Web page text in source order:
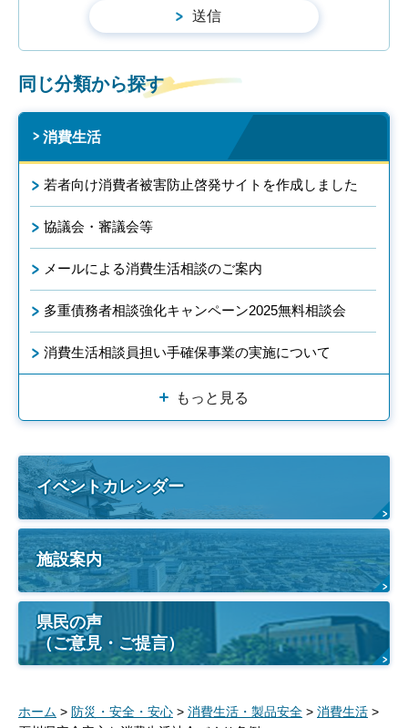
同じ分類から探す
消費生活
若者向け消費者被害防止啓発サイトを作成しました
協議会・審議会等
メールによる消費生活相談のご案内
多重債務者相談強化キャンペーン2025無料相談会
消費生活相談員担い手確保事業の実施について
もっと見る
イベントカレンダー
施設案内
県民の声
（ご意見・ご提言）
ホーム > 防災・安全・安心 > 消費生活・製品安全 > 消費生活 >